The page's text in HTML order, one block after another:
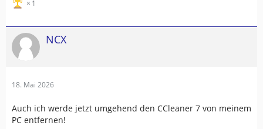
1
NCX
18. Mai 2026
Auch ich werde jetzt umgehend den CCleaner 7 von meinem
PC entfernen!